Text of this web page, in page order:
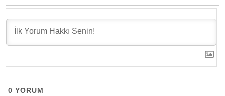
0 YORUM